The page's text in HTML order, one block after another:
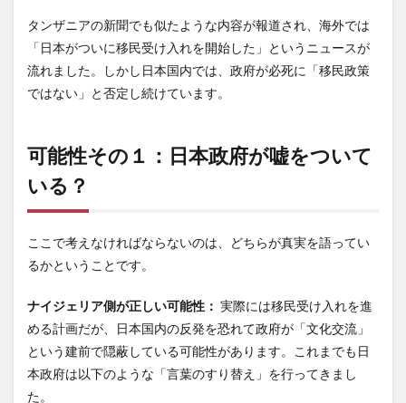
信頼
関係
の破
綻
7
真実
を求
める
国民
の声
タンザニアの新聞でも似たような内容が報道され、海外では
「日本がついに移民受け入れを開始した」というニュースが
流れました。しかし日本国内では、政府が必死に「移民政策
ではない」と否定し続けています。
可能性その１：日本政府が嘘をついて
いる？
ここで考えなければならないのは、どちらが真実を語ってい
るかということです。
ナイジェリア側が正しい可能性： 実際には移民受け入れを進
める計画だが、日本国内の反発を恐れて政府が「文化交流」
という建前で隠蔽している可能性があります。これまでも日
本政府は以下のような「言葉のすり替え」を行ってきまし
た。